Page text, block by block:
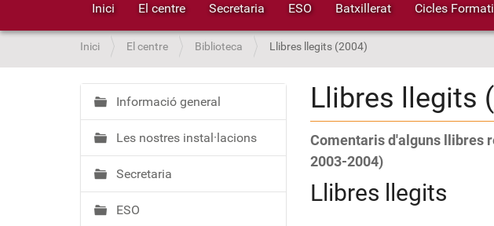
Inici El centre Secretaria ESO Batxillerat Cicles
S
o
u
:
Inici El centre Biblioteca Llibres llegits (2004)
Llibres llegits
Comentaris d'alguns llibres
2003-2004)
Llibres llegits
N
a
v
e
g
a
c
Informació general
Les nostres instal·lacions
Secretaria
ESO